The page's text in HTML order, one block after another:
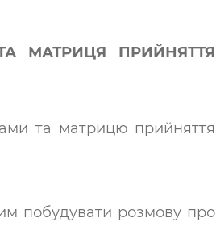
МАТРИЦЯ ПРИЙНЯТТЯ
та матрицю прийняття
побудувати розмову про